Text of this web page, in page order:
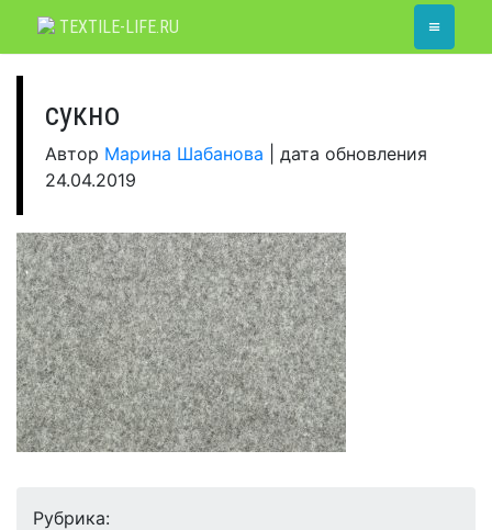
TEXTILE-LIFE.RU ≡
сукно
Автор Марина Шабанова
дата обновления
24.04.2019
Рубрика: